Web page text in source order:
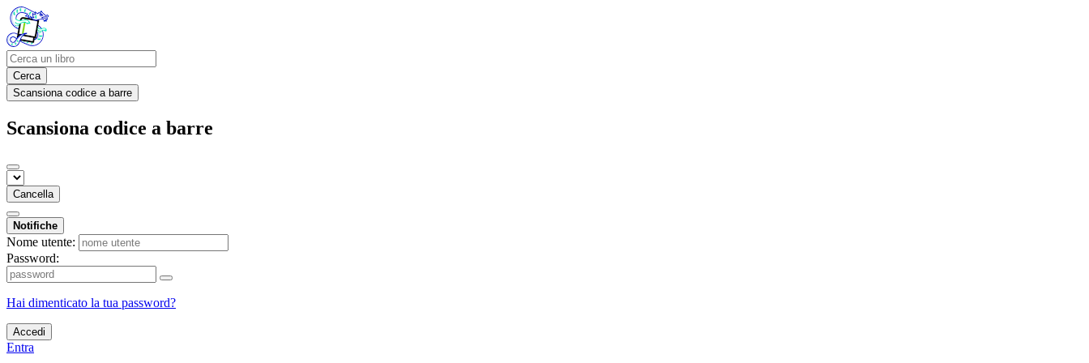
Cerca
Scansiona codice a barre
Scansiona codice a barre
Cancella
Notifiche
Nome utente:
Password:
Hai dimenticato la tua password?
Accedi
Entra